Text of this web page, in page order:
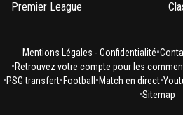
Premier League
Mentions Légales - Confidentialité•
•Retrouvez votre compte pour les
•PSG transfert•Football•Match en direct•
•Sitemap